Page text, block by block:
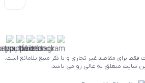
برای مقاصد غیر تجاری و با ذکر منبع بلامانع است.
سایت متعلق به عالی رو می باشد.